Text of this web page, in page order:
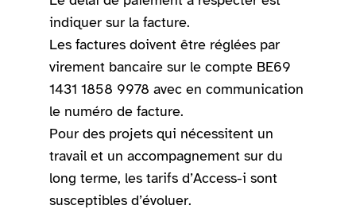
indiquer sur la facture.
Les factures doivent être réglées par
virement bancaire sur le compte BE69
1431 1858 9978 avec en communication
le numéro de facture.
Pour des projets qui nécessitent un
travail et un accompagnement sur du
long terme, les tarifs d’Access-i sont
susceptibles d’évoluer.